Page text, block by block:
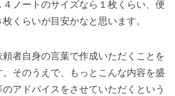
ノートのサイズなら１枚くらい、便
くらいが目安かなと思います。
者自身の言葉で作成いただくことを
そのうえで、もっとこんな内容を盛
アドバイスをさせていただくという